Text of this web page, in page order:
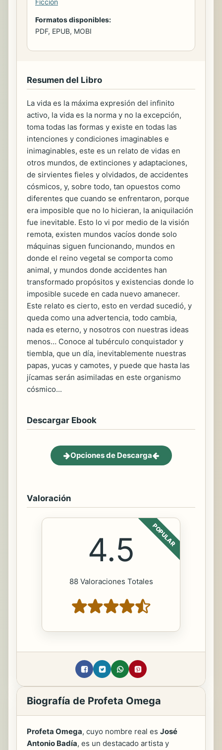
Ficción
Formatos disponibles:
PDF, EPUB, MOBI
Resumen del Libro
La vida es la máxima expresión del infinito
activo, la vida es la norma y no la excepción,
toma todas las formas y existe en todas las
intenciones y condiciones imaginables e
inimaginables, este es un relato de vidas en
otros mundos, de extinciones y adaptaciones,
de sirvientes fieles y olvidados, de accidentes
cósmicos, y, sobre todo, tan opuestos como
diferentes que cuando se enfrentaron, porque
era imposible que no lo hicieran, la aniquilación
fue inevitable. Esto lo vi por medio de la visión
remota, existen mundos vacíos donde solo
máquinas siguen funcionando, mundos en
donde el reino vegetal se comporta como
animal, y mundos donde accidentes han
transformado propósitos y existencias donde lo
imposible sucede en cada nuevo amanecer.
Este relato es cierto, esto en verdad sucedió, y
queda como una advertencia, todo cambia,
nada es eterno, y nosotros con nuestras ideas
menos… Conoce al tubérculo conquistador y
tiembla, que un día, inevitablemente nuestras
papas, yucas y camotes, y puede que hasta las
jícamas serán asimiladas en este organismo
cósmico...
Descargar Ebook
Opciones de Descarga
Valoración
POPULAR
4.5
88 Valoraciones Totales
Biografía de Profeta Omega
Profeta Omega, cuyo nombre real es José
Antonio Badía, es un destacado artista y